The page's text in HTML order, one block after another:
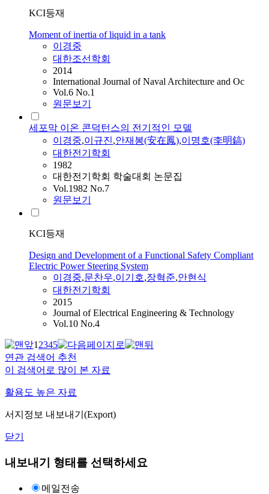
KCI등재
Moment of inertia of liquid in a tank
이경중
대한조선학회
2014
International Journal of Naval Architecture and Oc
Vol.6 No.1
원문보기
세포막 이온 콘덕턴스의 전기적인 모델
이경중,이규진,안재봉(安在鳳),이명호(李明鎬)
대한전기학회
1982
대한전기학회 학술대회 논문집
Vol.1982 No.7
원문보기
KCI등재
Design and Development of a Functional Safety Compliant
Electric Power Steering System
이경중,문찬우,이기호,장혁준,안현식
대한전기학회
2015
Journal of Electrical Engineering & Technology
Vol.10 No.4
12345
연관 검색어 추천
이 검색어로 많이 본 자료
활용도 높은 자료
서지정보 내보내기(Export)
닫기
내보내기 형태를 선택하세요
메일전송